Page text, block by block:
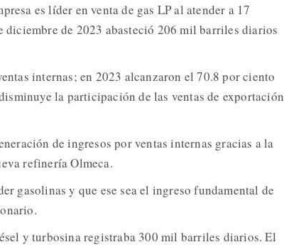
es líder en venta de gas LP al atender a 17
diciembre de 2023 abasteció 206 mil barriles diarios
internas; en 2023 alcanzaron el 70.8 por ciento
la participación de las ventas de exportación
de ingresos por ventas internas gracias a la
refinería Olmeca.
gasolinas y que ese sea el ingreso fundamental de
y turbosina registraba 300 mil barriles diarios. El